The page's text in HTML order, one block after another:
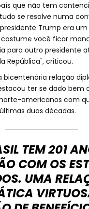
que não tem
se resolve numa
Trump era
costume você ficar
para outro presidente
República", criticou.
bicentenária relação
ter se dado bem
americanos com
duas décadas.
TEM 201
COM OS
UMA